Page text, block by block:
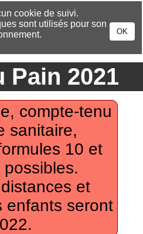
cookie de suivi.
sont utilisés pour son
OK
»
Pain 2021
compte-tenu
sanitaire,
10 et
et
enfants seront